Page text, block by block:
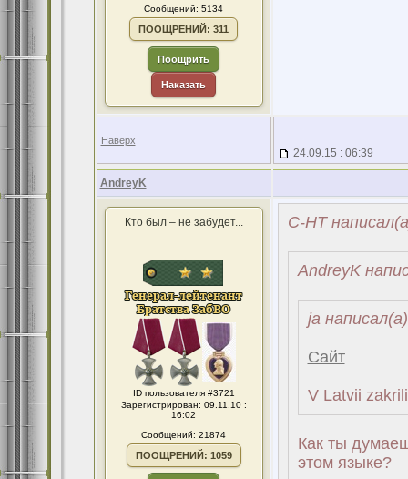
Сообщений: 5134
ПООЩРЕНИЙ: 311
Поощрить
Наказать
Наверх
24.09.15 : 06:39
AndreyK
Кто был – не забудет...
ID пользователя #3721
Зарегистрирован: 09.11.10 :
16:02
Сообщений: 21874
ПООЩРЕНИЙ: 1059
С-НТ
AndreyK
ja написал(а)
Сайт
V Latvii
Как ты
этом языке?